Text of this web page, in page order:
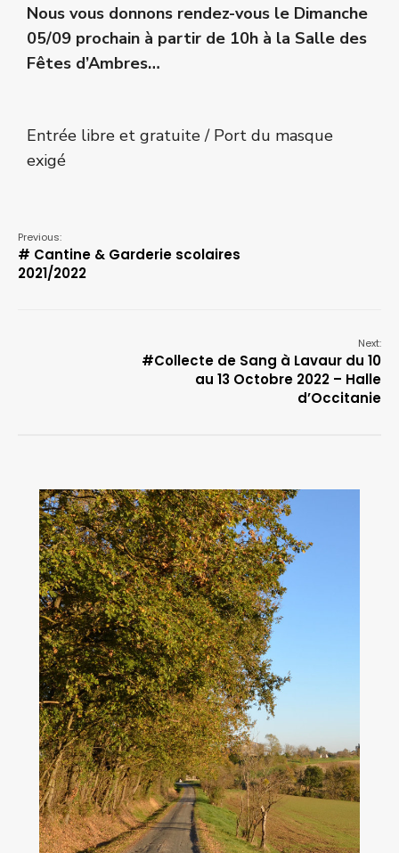
Nous vous donnons rendez-vous le Dimanche
05/09 prochain à partir de 10h à la Salle des
Fêtes d’Ambres…
Entrée libre et gratuite / Port du masque
exigé
Previous:
# Cantine & Garderie scolaires
2021/2022
Next:
#Collecte de Sang à Lavaur du 10
au 13 Octobre 2022 – Halle
d’Occitanie